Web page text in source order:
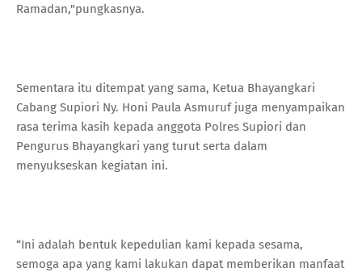
Ramadan,"pungkasnya.
Sementara itu ditempat yang sama, Ketua Bhayangkari
Cabang Supiori Ny. Honi Paula Asmuruf juga menyampaikan
rasa terima kasih kepada anggota Polres Supiori dan
Pengurus Bhayangkari yang turut serta dalam
menyukseskan kegiatan ini.
“Ini adalah bentuk kepedulian kami kepada sesama,
semoga apa yang kami lakukan dapat memberikan manfaat